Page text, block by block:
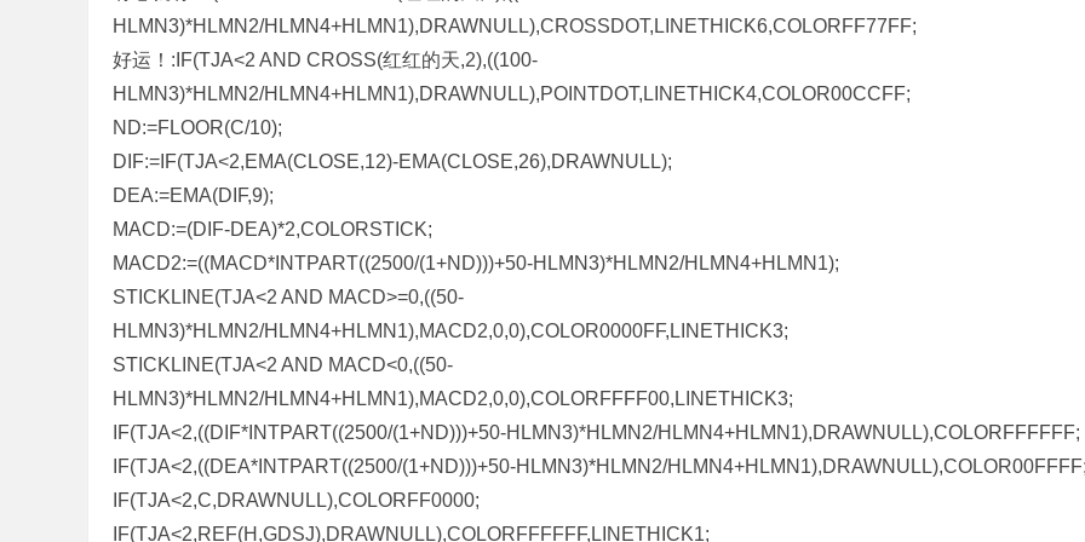
HLMN3)*HLMN2/HLMN4+HLMN1),DRAWNULL),CROSSDOT,LINETHICK6,COLORFF77FF;
好运！:IF(TJA<2 AND CROSS(红红的天,2),((100-
HLMN3)*HLMN2/HLMN4+HLMN1),DRAWNULL),POINTDOT,LINETHICK4,COLOR00CCFF;
ND:=FLOOR(C/10);
DIF:=IF(TJA<2,EMA(CLOSE,12)-EMA(CLOSE,26),DRAWNULL);
DEA:=EMA(DIF,9);
MACD:=(DIF-DEA)*2,COLORSTICK;
MACD2:=((MACD*INTPART((2500/(1+ND)))+50-HLMN3)*HLMN2/HLMN4+HLMN1);
STICKLINE(TJA<2 AND MACD>=0,((50-
HLMN3)*HLMN2/HLMN4+HLMN1),MACD2,0,0),COLOR0000FF,LINETHICK3;
STICKLINE(TJA<2 AND MACD<0,((50-
HLMN3)*HLMN2/HLMN4+HLMN1),MACD2,0,0),COLORFFFF00,LINETHICK3;
IF(TJA<2,((DIF*INTPART((2500/(1+ND)))+50-HLMN3)*HLMN2/HLMN4+HLMN1),DRAWNULL),COLORFFFFFF;
IF(TJA<2,((DEA*INTPART((2500/(1+ND)))+50-HLMN3)*HLMN2/
IF(TJA<2,C,DRAWNULL),COLORFF0000;
IF(TJA<2,REF(H,GDSJ),DRAWNULL),COLORFFFFFF,LINETHICK1;